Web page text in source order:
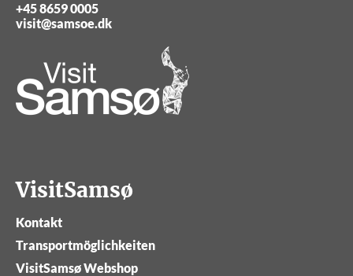
+45 8659 0005
visit@samsoe.dk
VisitSamsø
Kontakt
Transportmöglichkeiten
VisitSamsø Webshop